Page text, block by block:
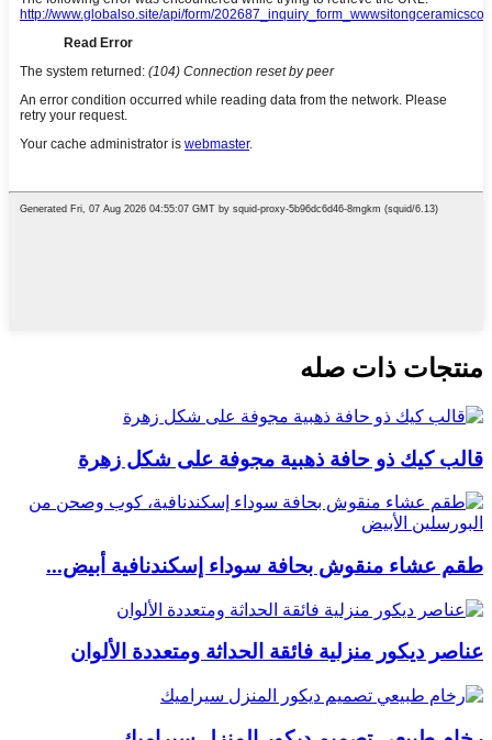
منتجات ذات صله
قالب كيك ذو حافة ذهبية مجوفة على شكل زهرة
طقم عشاء منقوش بحافة سوداء إسكندنافية أبيض...
عناصر ديكور منزلية فائقة الحداثة ومتعددة الألوان